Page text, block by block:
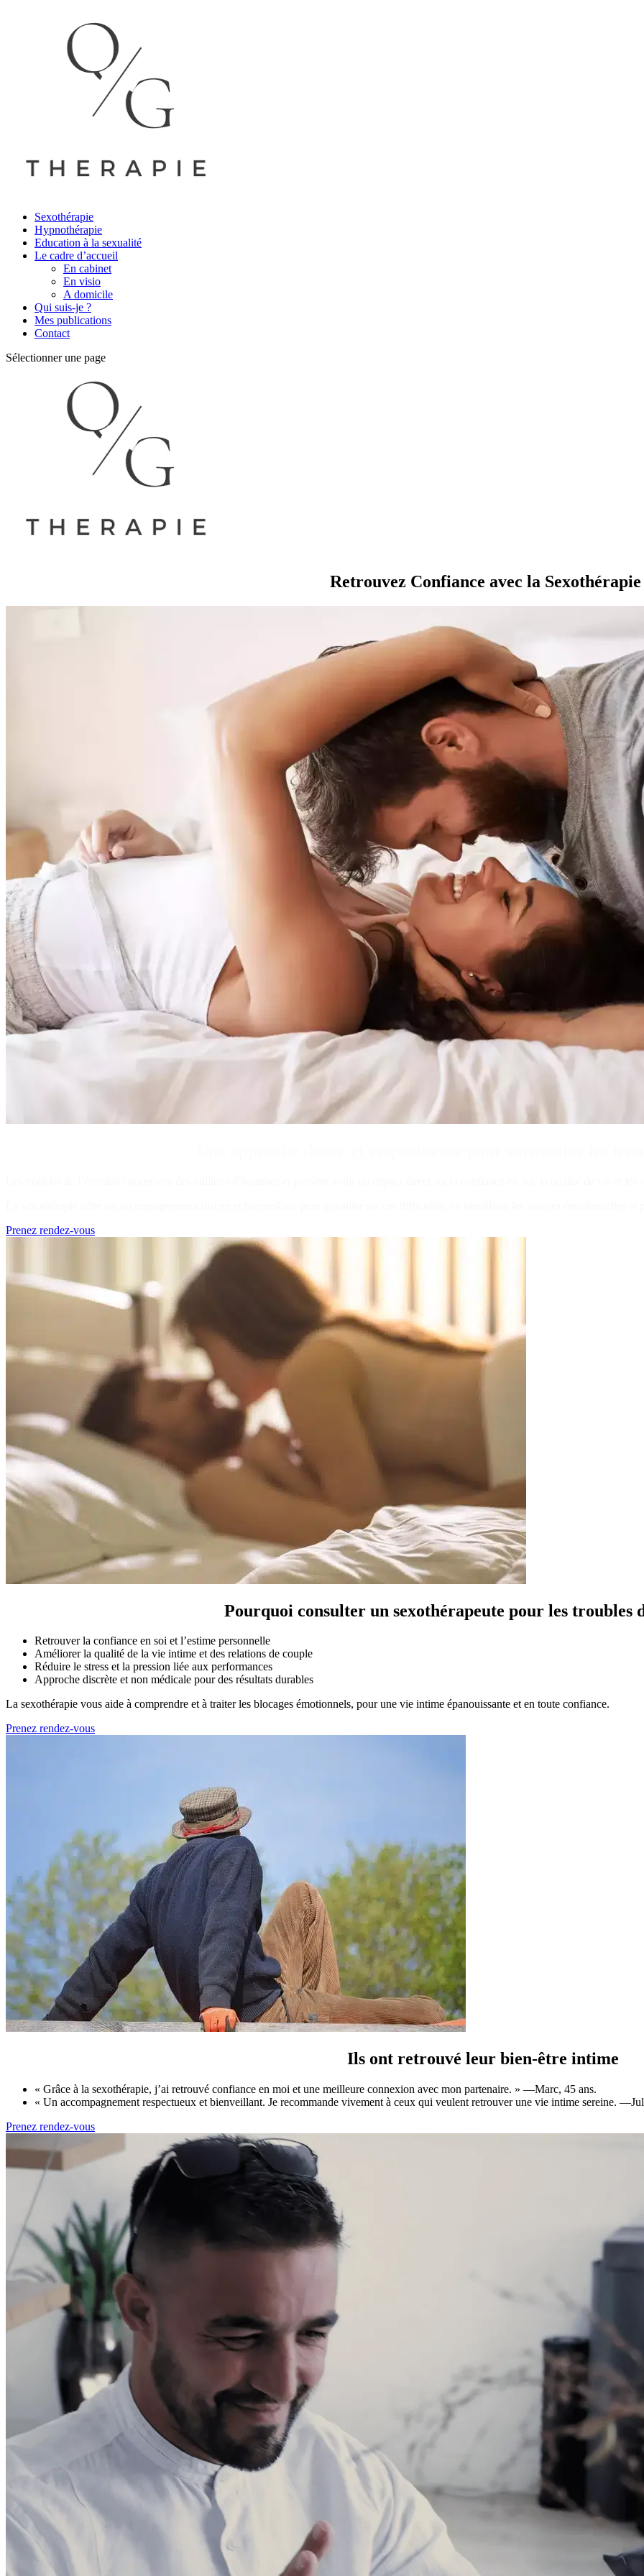
Sexothérapie
Hypnothérapie
Education à la sexualité
Le cadre d’accueil
En cabinet
En visio
A domicile
Qui suis-je ?
Mes publications
Contact
Sélectionner une page
Retrouvez Confiance avec la Sexothérapie
Prenez rendez-vous
Pourquoi consulter un sexothérapeute pour les troubles
Retrouver la confiance en soi et l’estime personnelle
Améliorer la qualité de la vie intime et des relations de couple
Réduire le stress et la pression liée aux performances
Approche discrète et non médicale pour des résultats durables
La sexothérapie vous aide à comprendre et à traiter les blocages émotionnels, pour une vie intime épanouissante et en toute confiance.
Prenez rendez-vous
Ils ont retrouvé leur bien-être intime
« Grâce à la sexothérapie, j’ai retrouvé confiance en moi et une meilleure connexion avec mon partenaire. » —Marc, 45 ans.
« Un accompagnement respectueux et bienveillant. Je recommande vivement à ceux qui veulent retrouver une vie intime sereine.
Prenez rendez-vous